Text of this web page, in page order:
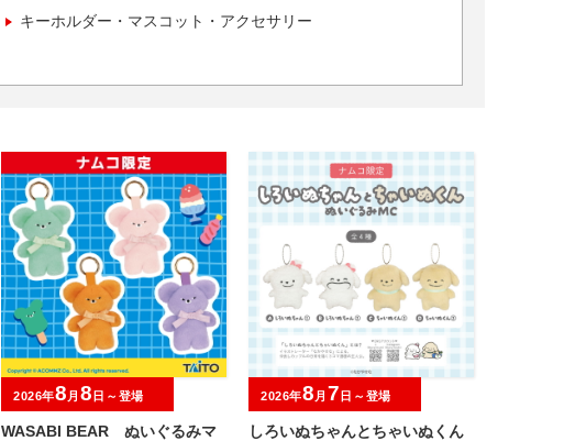
キーホルダー・マスコット・アクセサリー
WASABI BEAR ぬいぐるみマ
2026年8 月 8 日～登場
しろいぬちゃんとちゃいぬくん
2026年8 月 7 日～登場